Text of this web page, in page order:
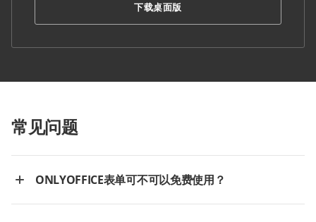
下载桌面版
常见问题
ONLYOFFICE表单可不可以免费使用？